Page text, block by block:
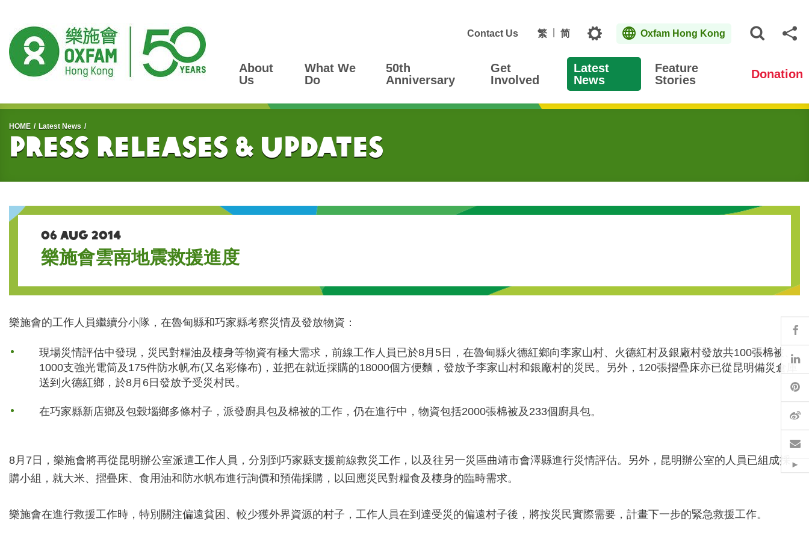
Contact Us 繁 简 Topics Oxfam Hong Kong
About
Us
What We
Do
50th
Anniversary
Get
Involved
Latest
News
Feature
Stories
Donation
Start main content
HOME Latest News
Press Releases & Updates
06 AUG 2014
樂施會雲南地震救援進度
樂施會的工作人員繼續分小隊，在魯甸縣和巧家縣考察災情及發放物資：
現場災情評估中發現，災民對糧油及棲身等物資有極大需求，前線工作人員已於8月5日，在魯甸縣火德紅鄉向李家山村、火德紅村及銀廠村發放共100張棉被、
1000支強光電筒及175件防水帆布(又名彩條布)，並把在就近採購的18000個方便麵，發放予李家山村和銀廠村的災民。另外，120張摺疊床亦已從昆明備災倉庫
送到火德紅鄉，於8月6日發放予受災村民。
在巧家縣新店鄉及包穀堖鄉多條村子，派發廚具包及棉被的工作，仍在進行中，物資包括2000張棉被及233個廚具包。
8月7日，樂施會將再從昆明辦公室派遣工作人員，分別到巧家縣支援前線救災工作，以及往另一災區曲靖市會澤縣進行災情評估。另外，昆明辦公室的人員已組成採
購小組，就大米、摺疊床、食用油和防水帆布進行詢價和預備採購，以回應災民對糧食及棲身的臨時需求。
樂施會在進行救援工作時，特別關注偏遠貧困、較少獲外界資源的村子，工作人員在到達受災的偏遠村子後，將按災民實際需要，計畫下一步的緊急救援工作。